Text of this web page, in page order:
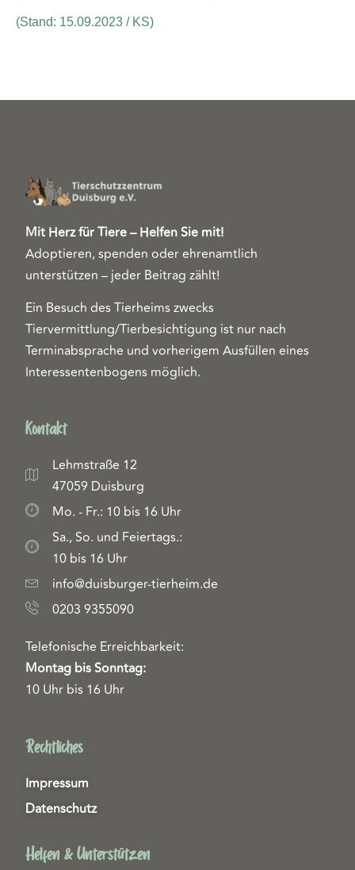
(Stand: 15.09.2023 / KS)
Mit Herz für Tiere – Helfen Sie mit!
Adoptieren, spenden oder ehrenamtlich
unterstützen – jeder Beitrag zählt!
Ein Besuch des Tierheims zwecks
Tiervermittlung/Tierbesichtigung ist nur nach
Terminabsprache und vorherigem Ausfüllen eines
Interessentenbogens möglich.
Kontakt
Lehmstraße 12
47059 Duisburg
Mo. - Fr.: 10 bis 16 Uhr
Sa., So. und Feiertags.:
10 bis 16 Uhr
info@duisburger-tierheim.de
0203 9355090
Telefonische Erreichbarkeit:
Montag bis Sonntag:
10 Uhr bis 16 Uhr
Rechtliches
Impressum
Datenschutz
Helfen & Unterstützen